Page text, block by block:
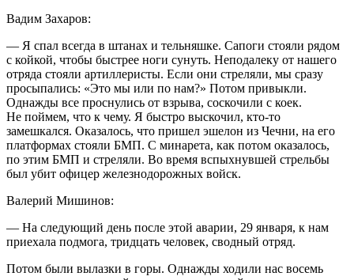
Вадим Захаров:
— Я спал всегда в штанах и тельняшке. Сапоги стояли рядом
с койкой, чтобы быстрее ноги сунуть. Неподалеку от нашего
отряда стояли артиллеристы. Если они стреляли, мы сразу
просыпались: «Это мы или по нам?» Потом привыкли.
Однажды все проснулись от взрыва, соскочили с коек.
Не поймем, что к чему. Я быстро выскочил, кто-то
замешкался. Оказалось, что пришел эшелон из Чечни, на его
платформах стояли БМП. С минарета, как потом оказалось,
по этим БМП и стреляли. Во время вспыхнувшей стрельбы
был убит офицер железнодорожных войск.
Валерий Мишинов:
— На следующий день после этой аварии, 29 января, к нам
приехала подмога, тридцать человек, сводный отряд.
Потом были вылазки в горы. Однажды ходили нас восемь